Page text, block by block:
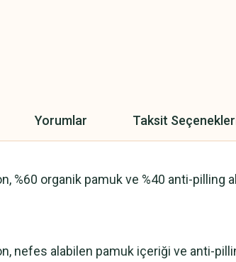
Yorumlar Taksit
%60 organik pamuk ve %40 anti-pilling
nefes alabilen pamuk içeriği ve anti-